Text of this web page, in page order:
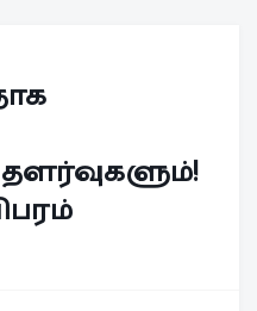
தளர்வுகளும்!